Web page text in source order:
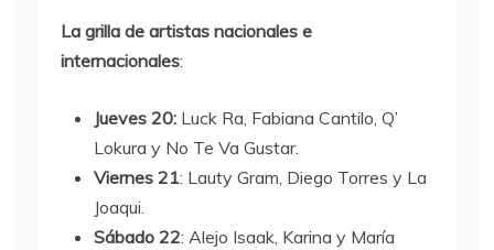
La grilla de artistas nacionales e
internacionales:
Jueves 20: Luck Ra, Fabiana Cantilo, Q’
Lokura y No Te Va Gustar.
Viernes 21: Lauty Gram, Diego Torres y La
Joaqui.
Sábado 22: Alejo Isaak, Karina y María